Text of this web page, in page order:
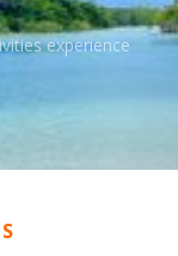
experience